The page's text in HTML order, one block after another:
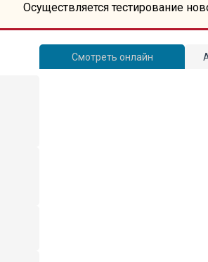
Осуществляется тестирование
Смотреть онлайн